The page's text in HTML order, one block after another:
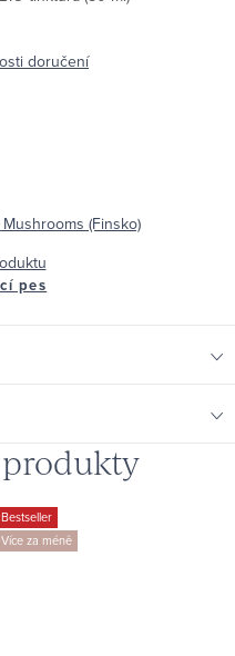
doručení
Mushrooms (Finsko)
pes
Bestseller
Více za méně